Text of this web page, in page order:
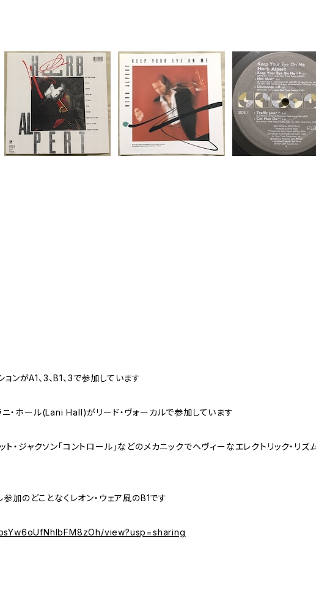
ョンがA1、3、B1、3で参加しています
・ホール(Lani Hall)がリード・ヴォーカルで参加しています
ジャクソン「コントロール」などのメカニックでヘヴィーなエレクトリック・リズ
加のどことなくレオン・ウェア風のB1です
view?usp=sharing